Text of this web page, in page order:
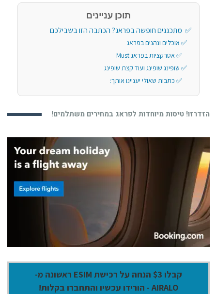
תוכן עניינים
מתכננים חופשה בפראג? הכתבה הזו בשבילכם
אוכלים ונהנים בפראג
אטרקציות בפראג Must
שופינג שופינג ועוד קצת שופינג
כתבות שאולי יעניינו אותך:
הזדרזו! טיסות מיוחדות לפראג במחירים משתלמים!
קבלו $3 הנחה על רכישת ESIM ראשונה מ-
AIRALO - הורידו עכשיו והתחברו בקלות!